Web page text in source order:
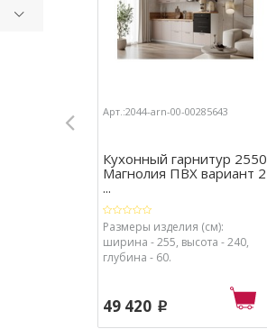
Арт.:2044-arn-00-00285643
Кухонный гарнитур 2550
Магнолия ПВХ вариант 2
...
Размеры изделия (см):
ширина - 255, высота - 240,
глубина - 60.
49 420 p